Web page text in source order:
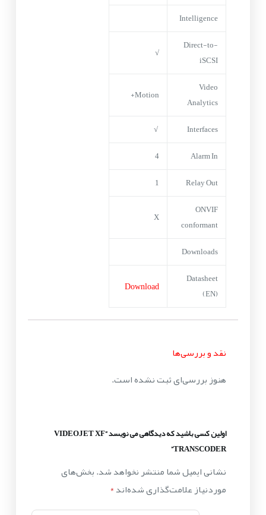
Intelligence
Direct-to-
iSCSI
√
Video
Analytics
Motion+
Interfaces
√
Alarm In
4
Relay Out
1
ONVIF
conformant
X
Downloads
Datasheet
(EN)
Download
نقد و بررسی‌ها
هنوز بررسی‌ای ثبت نشده است.
اولین کسی باشید که دیدگاهی می نویسد “VIDEOJET XF
TRANSCODER”
نشانی ایمیل شما منتشر نخواهد شد.بخش‌های
موردنیاز علامت‌گذاری شده‌اند*